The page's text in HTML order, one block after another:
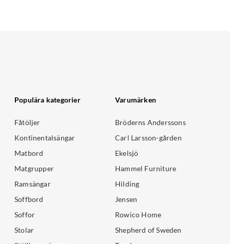
Populära kategorier
Fåtöljer
Kontinentalsängar
Matbord
Matgrupper
Ramsängar
Soffbord
Soffor
Stolar
Varumärken
Bröderns Anderssons
Carl Larsson-gården
Ekelsjö
Hammel Furniture
Hilding
Jensen
Rowico Home
Shepherd of Sweden